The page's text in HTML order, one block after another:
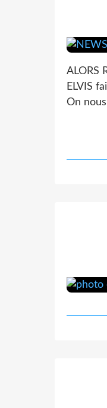
ALORS
ELVIS
On